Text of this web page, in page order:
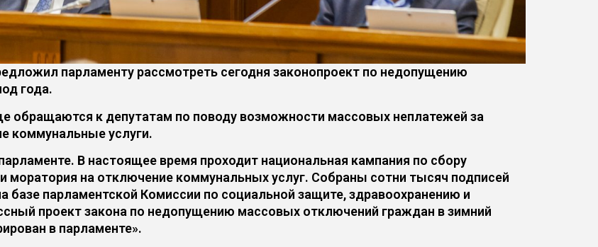
парламенту рассмотреть сегодня законопроект по недопущению
года.
обращаются к депутатам по поводу возможности массовых неплатежей за
коммунальные услуги.
В настоящее время проходит национальная кампания по сбору
моратория на отключение коммунальных услуг. Собраны сотни тысяч подписей
базе парламентской Комиссии по социальной защите, здравоохранению и
проект закона по недопущению массовых отключений граждан в зимний
в парламенте».